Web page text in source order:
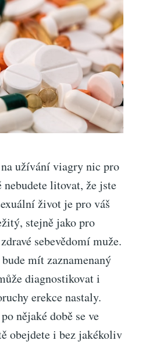
užívání viagry nic pro
nebudete litovat, že jste
život je pro váš
stejně jako pro
sebevědomí muže.
mít zaznamenaný
diagnostikovat i
erekce nastaly.
nějaké době se ve
obejdete i bez jakékoliv